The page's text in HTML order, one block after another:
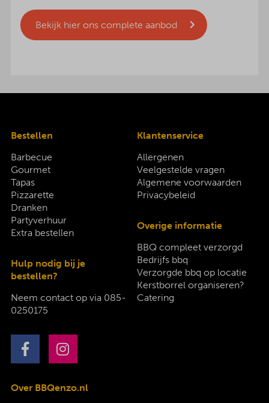
Bekijk hier ons complete aanbod
Bestellen
Barbecue
Gourmet
Tapas
Pizzarette
Dranken
Partyverhuur
Extra bestellen
Hulp nodig bij je
bestellen?
Neem contact op via 085-
0250175
Klantenservice
Allergenen
Veelgestelde vragen
Algemene voorwaarden
Privacybeleid
Overige informatie
BBQ compleet verzorgd
Bedrijfs bbq
Verzorgde bbq op locatie
Kerstborrel organiseren?
Catering
Over BBQenzo.nl